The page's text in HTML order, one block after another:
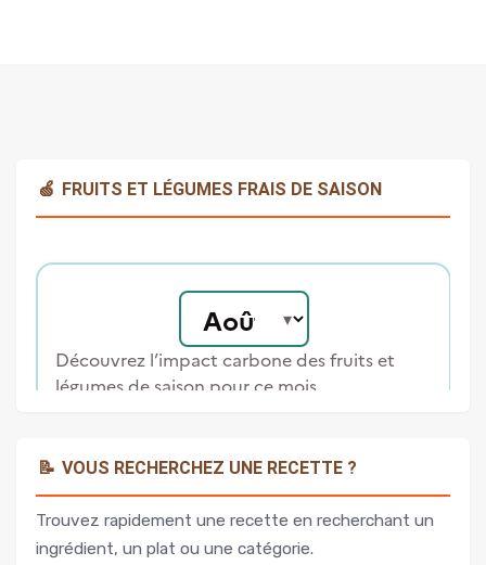
🍏 FRUITS ET LÉGUMES FRAIS DE SAISON
📝 VOUS RECHERCHEZ UNE RECETTE ?
Trouvez rapidement une recette en recherchant un
ingrédient, un plat ou une catégorie.